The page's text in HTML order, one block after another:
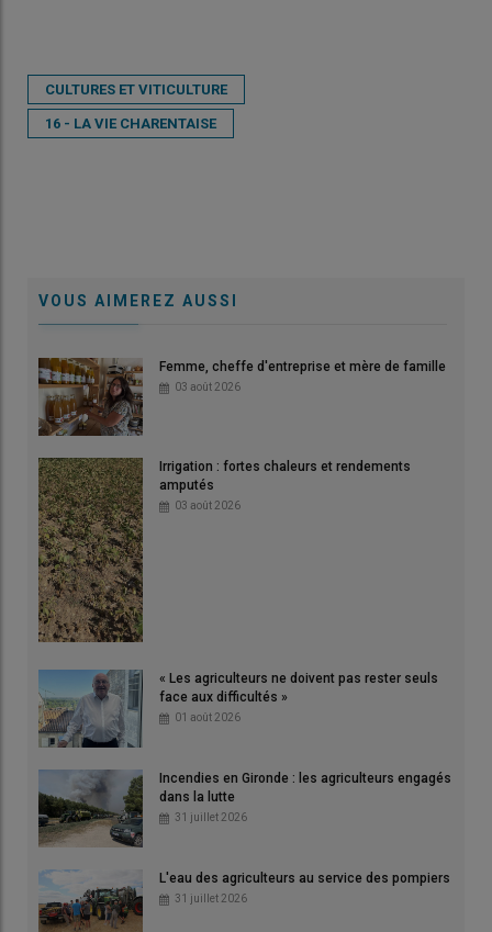
CULTURES ET VITICULTURE
16 - LA VIE CHARENTAISE
VOUS AIMEREZ AUSSI
Femme, cheffe d'entreprise et mère de famille
03 août 2026
Irrigation : fortes chaleurs et rendements
amputés
03 août 2026
« Les agriculteurs ne doivent pas rester seuls
face aux difficultés »
01 août 2026
Incendies en Gironde : les agriculteurs engagés
dans la lutte
31 juillet 2026
L'eau des agriculteurs au service des pompiers
31 juillet 2026